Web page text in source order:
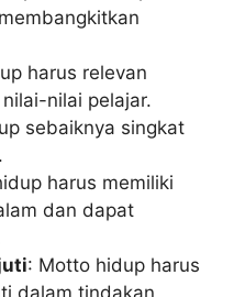
harus relevan
nilai pelajar.
sebaiknya singkat
harus memiliki
dan dapat
: Motto hidup harus
dalam tindakan